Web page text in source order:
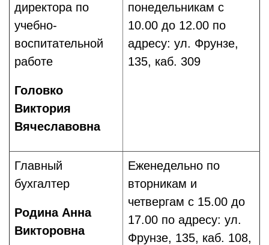
директора по
учебно-
воспитательной
работе
Головко
Виктория
Вячеславовна
понедельникам с
10.00 до 12.00 по
адресу: ул. Фрунзе,
135, каб. 309
Главный
бухгалтер
Родина Анна
Викторовна
Еженедельно по
вторникам и
четвергам с 15.00 до
17.00 по адресу: ул.
Фрунзе, 135, каб. 108,